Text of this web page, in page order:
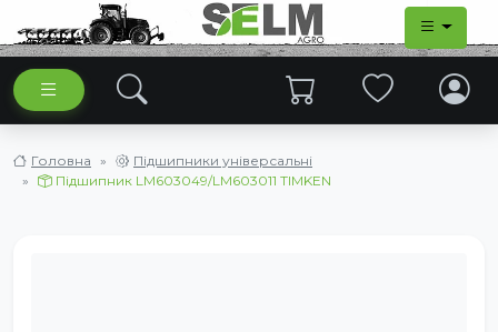
Головна
Підшипники універсальні
Підшипник LM603049/LM603011 TIMKEN